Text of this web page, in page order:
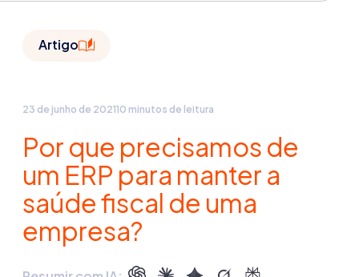
Artigo
23 de junho de 202110 minutos de leitura
Por que precisamos de
um ERP para manter a
saúde fiscal de uma
empresa?